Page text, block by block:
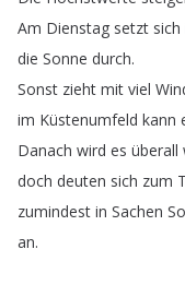
Am Dienstag setzt sich
die Sonne durch.
Sonst zieht mit viel
im Küstenumfeld kann
Danach wird es überall
doch deuten sich zum
zumindest in Sachen
an.